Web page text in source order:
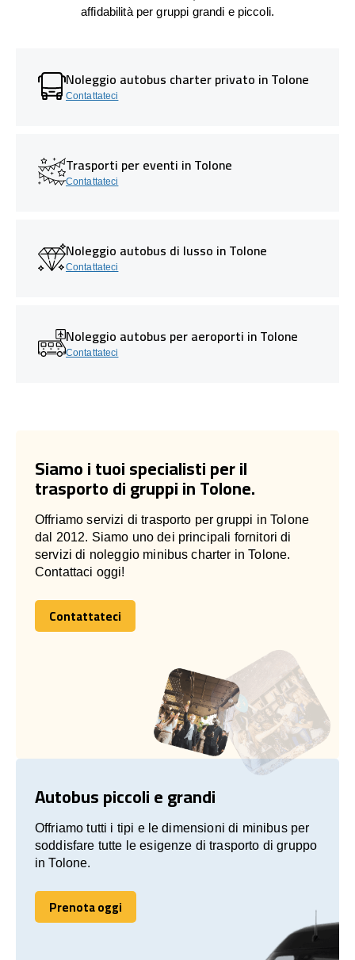
affidabilità per gruppi grandi e piccoli.
Noleggio autobus charter privato in Tolone
Contattateci
Trasporti per eventi in Tolone
Contattateci
Noleggio autobus di lusso in Tolone
Contattateci
Noleggio autobus per aeroporti in Tolone
Contattateci
Siamo i tuoi specialisti per il
trasporto di gruppi in Tolone.
Offriamo servizi di trasporto per gruppi in Tolone
dal 2012. Siamo uno dei principali fornitori di
servizi di noleggio minibus charter in Tolone.
Contattaci oggi!
Contattateci
Contattateci
Autobus piccoli e grandi
Offriamo tutti i tipi e le dimensioni di minibus per
soddisfare tutte le esigenze di trasporto di gruppo
in Tolone.
Prenota oggi
Prenota oggi